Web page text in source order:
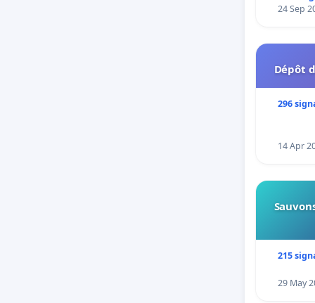
24 Sep
Dépôt
296
14 Apr
215
29 May